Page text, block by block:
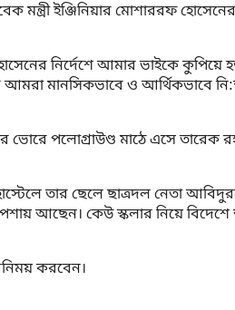
ইঞ্জিনিয়ার মোশাররফ হোসেনের
নির্দেশে আমার ভাইকে কুপিয়ে
আমরা মানসিকভাবে ও আর্থিকভাবে
পলোগ্রাউণ্ড মাঠে এসে তারেক
তার ছেলে ছাত্রদল নেতা আবিদুরকে
পেশায় আছেন। কেউ স্কলার নিয়ে
করবেন।